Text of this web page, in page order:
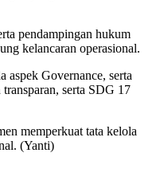
pendampingan hukum
kelancaran operasional.
aspek Governance, serta
serta SDG 17
memperkuat tata kelola
(Yanti)